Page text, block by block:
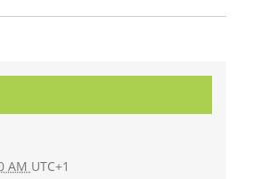
AM UTC+1